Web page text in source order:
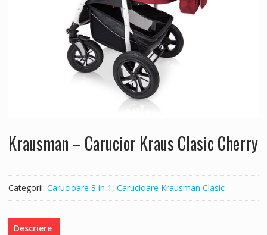
Krausman – Carucior Kraus Clasic Cherry
Categorii: Carucioare 3 in 1 , Carucioare Krausman Clasic
Descriere